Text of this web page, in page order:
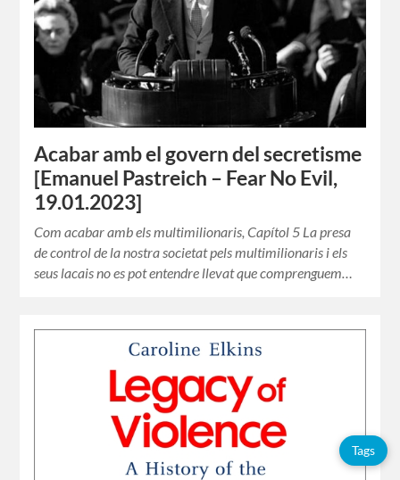
Acabar amb el govern del secretisme
[Emanuel Pastreich – Fear No Evil,
19.01.2023]
Com acabar amb els multimilionaris, Capítol 5 La presa
de control de la nostra societat pels multimilionaris i els
seus lacais no es pot entendre llevat que comprenguem…
Tags